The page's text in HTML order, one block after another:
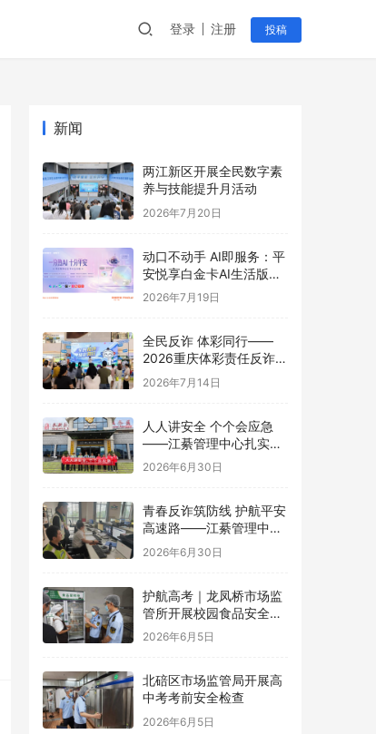
登录 注册 投稿
新闻
两江新区开展全民数字素
养与技能提升月活动
2026年7月20日
动口不动手 AI即服务：平
安悦享白金卡AI生活版升
级用卡新体验
2026年7月19日
全民反诈 体彩同行——
2026重庆体彩责任反诈宣
传活动首站圆满举行
2026年7月14日
人人讲安全 个个会应急
——江綦管理中心扎实开
展2026年“安全生产月”系
列活动
2026年6月30日
青春反诈筑防线 护航平安
高速路——江綦管理中心
团支部开展反诈宣传活动
2026年6月30日
护航高考｜龙凤桥市场监
管所开展校园食品安全专
项检查
2026年6月5日
北碚区市场监管局开展高
中考考前安全检查
2026年6月5日